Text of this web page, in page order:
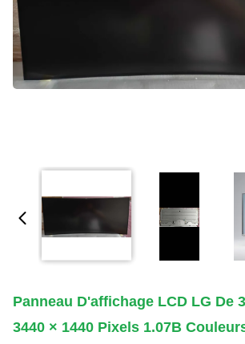
Panneau D'affichage LCD LG De
3440 × 1440 Pixels 1.07B